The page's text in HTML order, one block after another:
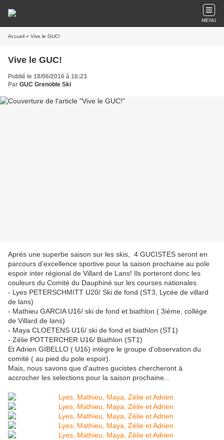
MENU
Accueil » Vive le GUC!
Vive le GUC!
Publié le 18/06/2016 à 16:23
Par GUC Grenoble Ski
Aprés une superbe saison sur les skis, 4 GUCISTES seront en
parcours d’excellence sportive pour la saison prochaine au pole
espoir inter régional de Villard de Lans! Ils porteront donc les
couleurs du Comité du Dauphiné sur les courses nationales.
- Lyes PETERSCHMITT U20/ Ski de fond (ST3, Lycée de villard
de lans)
- Mathieu GARCIA U16/ ski de fond et biathlon ( 3iéme, collége
de Villard de lans)
- Maya CLOETENS U16/ ski de fond et biathlon (ST1)
- Zélie POTTERCHER U16/ Biathlon (ST1)
Et Adrien GIBELLO ( U16) intègre le groupe d'observation du
comité ( au pied du pole espoir).
Mais, nous savons que d'autres gucistes chercheront à
accrocher les selections pour la saison prochaine...